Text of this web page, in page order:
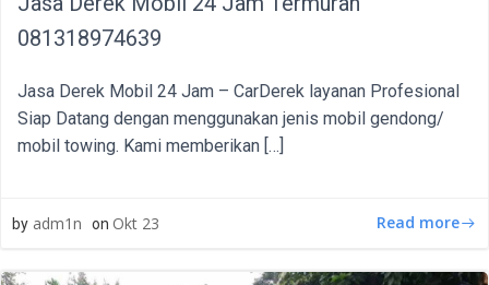
081318974639
Jasa Derek Mobil 24 Jam – CarDerek layanan Profesional
Siap Datang dengan menggunakan jenis mobil gendong/
mobil towing. Kami memberikan […]
by adm1n on Okt 23 Read more